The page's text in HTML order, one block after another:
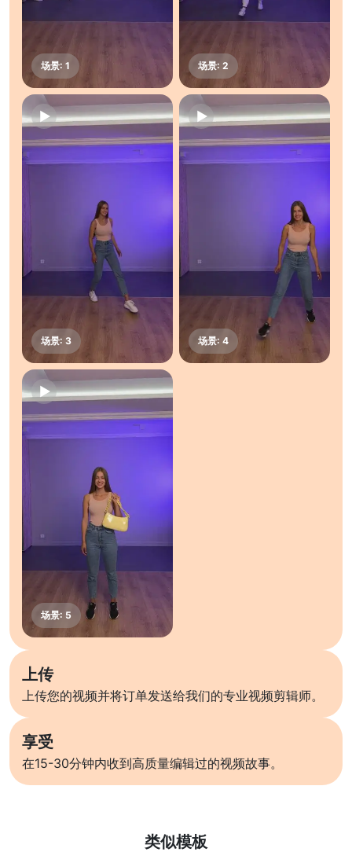
上传
上传您的视频并将订单发送给我们的专业视频剪辑师。
享受
在15-30分钟内收到高质量编辑过的视频故事。
类似模板
了解更多